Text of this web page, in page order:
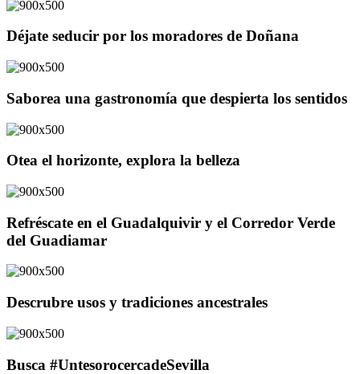
Déjate seducir por los moradores de Doñana
Saborea una gastronomía que despierta los sentidos
Otea el horizonte, explora la belleza
Refréscate en el Guadalquivir y el Corredor Verde
del Guadiamar
Descrubre usos y tradiciones ancestrales
Busca #UntesorocercadeSevilla